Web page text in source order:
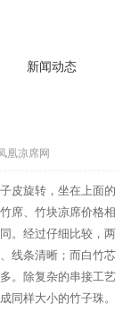
新闻动态
凰凉席网
皮旋转，坐在上面的
席、竹块凉席价格相
。经过仔细比较，两
线条清晰；而白竹芯
。除复杂的串接工艺
同样大小的竹子珠。